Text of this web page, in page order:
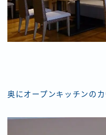
奥にオープンキッチンのカ